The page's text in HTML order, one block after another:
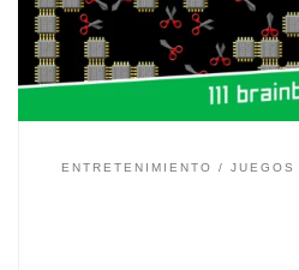
electrónicos y su mayor
ENTRETENIMIENTO JUEGOS